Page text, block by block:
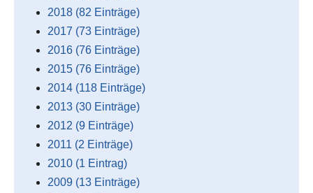
2018 (82 Einträge)
2017 (73 Einträge)
2016 (76 Einträge)
2015 (76 Einträge)
2014 (118 Einträge)
2013 (30 Einträge)
2012 (9 Einträge)
2011 (2 Einträge)
2010 (1 Eintrag)
2009 (13 Einträge)